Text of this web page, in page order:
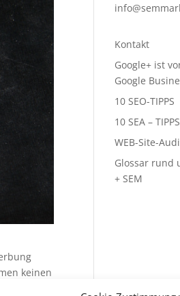
keinen
Kontakt
Google+ ist
Google
10 SEO-TIPPS
10 SEA – TIPPS
WEB-Site-
Glossar rund
+ SEM